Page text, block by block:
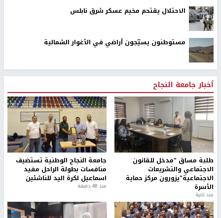
الاحتلال يقتحم مخيم عسكر شرق نابلس
مستوطنون يسيّجون أراضي في الأغوار الشمالية
أخبار جامعة النجاح
طلبة مساق "مدخل للقانون
الاجتماعي والتشريعات
الاجتماعية"يزورون مركز حماية
الأسرة
منذ ثانية
جامعة النجاح الوطنية تستضيف
منافسات بطولة الراحل مفيد
اسماعيل لكرة اليد للناشئين
منذ 48 دقيقة